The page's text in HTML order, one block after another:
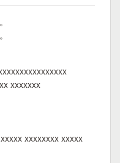
xxxxxxx
xxxxxxxx xxxxx